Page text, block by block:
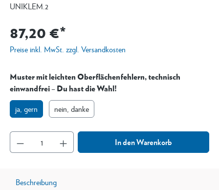
UNIKLEM.2
87,20 €*
Preise inkl. MwSt. zzgl. Versandkosten
Muster mit leichten Oberflächenfehlern, technisch
einwandfrei – Du hast die Wahl!
ja, gern nein, danke
In den Warenkorb
Beschreibung